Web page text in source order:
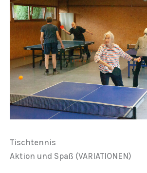
Tischtennis
Aktion und Spaß (VARIATIONEN)